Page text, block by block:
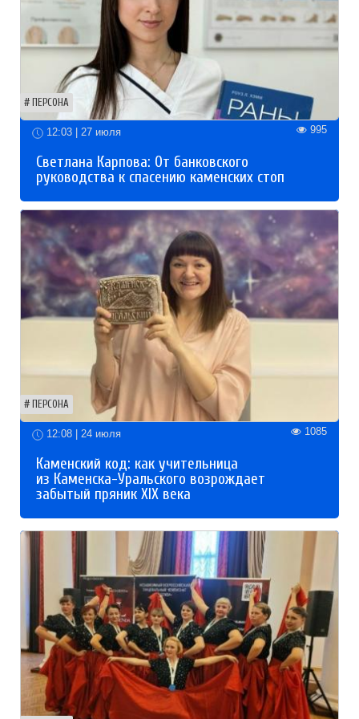
ПЕРСОНА
12:03 | 27 июля 995
Светлана Карпова: От банковского
руководства к спасению каменских стоп
ПЕРСОНА
12:08 | 24 июля 1085
Каменский код: как учительница
из Каменска-Уральского возрождает
забытый пряник XIX века